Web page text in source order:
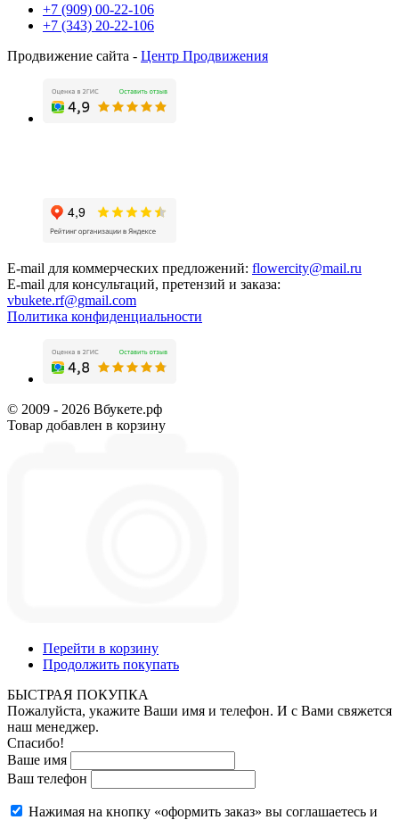
+7 (909) 00-22-106
+7 (343) 20-22-106
Продвижение сайта - Центр Продвижения
E-mail для коммерческих предложений: flowercity@mail.ru
E-mail для консультаций, претензий и заказа:
vbukete.rf@gmail.com
Политика конфиденциальности
© 2009 - 2026 Вбукете.рф
Товар добавлен в корзину
Перейти в корзину
Продолжить покупать
БЫСТРАЯ ПОКУПКА
Пожалуйста, укажите Ваши имя и телефон. И с Вами свяжется
наш менеджер.
Спасибо!
Ваше имя
Ваш телефон
Нажимая на кнопку «оформить заказ» вы соглашаетесь и